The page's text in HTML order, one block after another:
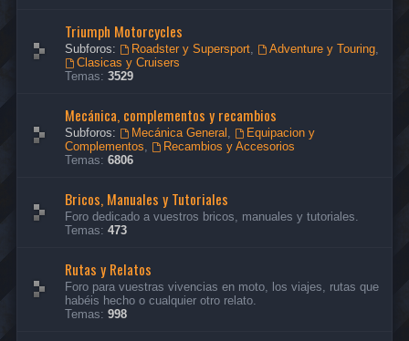
Triumph Motorcycles
Subforos: Roadster y Supersport, Adventure y Touring,
Clasicas y Cruisers
Temas: 3529
Mecánica, complementos y recambios
Subforos: Mecánica General ,
Equipacion y
Complementos,
Recambios y Accesorios
Temas: 6806
Bricos, Manuales y Tutoriales
Foro dedicado a vuestros bricos, manuales y tutoriales.
Temas: 473
Rutas y Relatos
Foro para vuestras vivencias en moto, los viajes, rutas que
habéis hecho o cualquier otro relato.
Temas: 998